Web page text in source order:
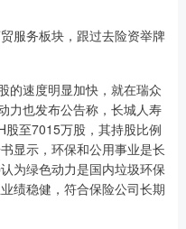
务板块，跟过去险资举牌
速度明显加快，就在瑞众
力也发布公告称，长城人寿
至7015万股，其持股比例
显示，环保和公用事业是长
为绿色动力是国内垃圾环保
绩稳健，符合保险公司长期